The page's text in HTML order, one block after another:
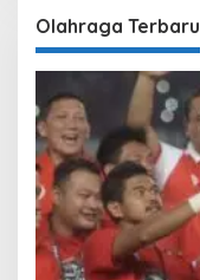
Olahraga Terbaru